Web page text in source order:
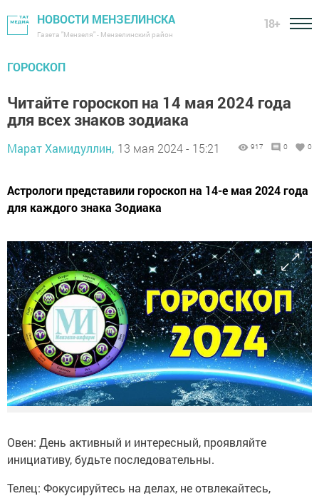
НОВОСТИ МЕНЗЕЛИНСКА
Газета "Мензеля" - Мензелинский район
18+
ГОРОСКОП
Читайте гороскоп на 14 мая 2024 года
для всех знаков зодиака
Марат Хамидуллин, 13 мая 2024 - 15:21 917 0 0
Астрологи представили гороскоп на 14-е мая 2024 года
для каждого знака Зодиака
Овен: День активный и интересный, проявляйте
инициативу, будьте последовательны.
Телец: Фокусируйтесь на делах, не отвлекайтесь,